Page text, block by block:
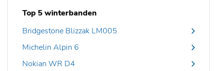
Top 5 winterbanden
Bridgestone Blizzak LM005
Michelin Alpin 6
Nokian WR D4